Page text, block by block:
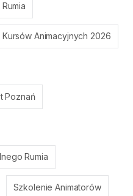
Kursów Animacyjnych 2026
Poznań
Rumia
Szkolenie Animatorów